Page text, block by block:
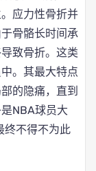
应力性骨折并
骨骼长时间承
致骨折。这类
。其最大特点
的隐痛，直到
NBA球员大
终不得不为此